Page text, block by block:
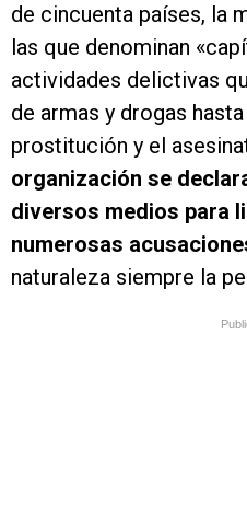
de cincuenta países, la
las que denominan
actividades delictivas
de armas y drogas
prostitución y el
organización se
diversos medios para
numerosas
naturaleza siempre la